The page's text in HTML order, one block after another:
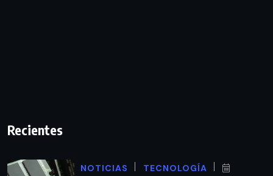
Recientes
NOTICIAS TECNOLOGÍA